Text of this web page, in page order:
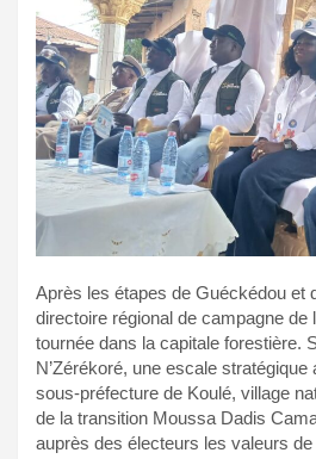
Après les étapes de Guéckédou et
directoire régional de campagne
tournée dans la capitale forestière.
N’Zérékoré, une escale
sous-préfecture de Koulé, village
de la transition Moussa Dadis
auprès des électeurs les valeurs de